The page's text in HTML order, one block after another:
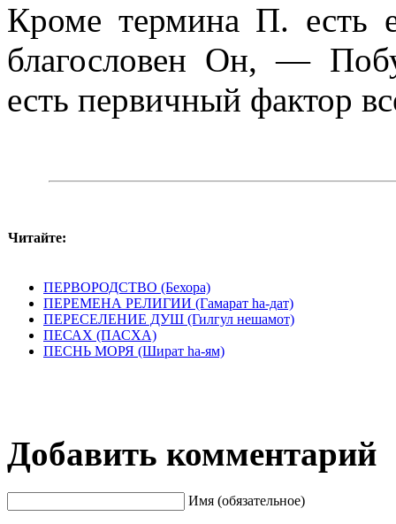
Кроме термина П. есть
благословен Он, —
есть первичный фактор
Читайте:
ПЕРВОРОДСТВО (Бехора)
ПЕРЕМЕНА РЕЛИГИИ (Гамарат hа-дат)
ПЕРЕСЕЛЕНИЕ ДУШ (Гилгул нешамот)
ПЕСАХ (ПАСХА)
ПЕСНЬ МОРЯ (Шират hа-ям)
Добавить комментарий
Имя (обязательное)